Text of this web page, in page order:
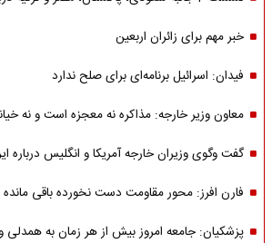
خبر مهم برای زائران اربعین
فیدان: اسرائیل برنامه‌ای برای صلح ندارد
معاون وزیر خارجه: مذاکره نه معجزه است و نه
گفت وگوی وزیران خارجه آمریکا و انگلیس درباره
فارن افرز: محور مقاومت دست نخورده باقی
پزشکیان: جامعه امروز بیش از هر زمان به همدلی و